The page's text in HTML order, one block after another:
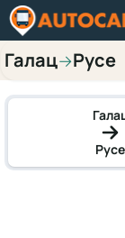
Галац→Русе
Русе